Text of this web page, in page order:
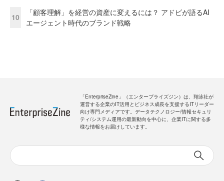
10
「顧客理解」を経営の資産に変えるには？ アドビが語るAI
エージェント時代のブランド戦略
「EnterpriseZine」（エンタープライズジン）は、翔泳社が
運営する企業のIT活用とビジネス成長を支援するITリーダー
向け専門メディアです。データテクノロジー/情報セキュリ
ティ/システム運用の最新動向を中心に、企業ITに関する多
様な情報をお届けしています。